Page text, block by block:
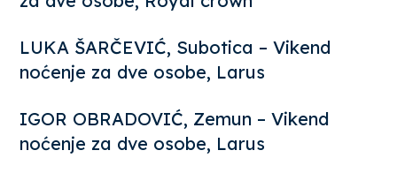
LUKA ŠARČEVIĆ, Subotica – Vikend
noćenje za dve osobe, Larus
IGOR OBRADOVIĆ, Zemun – Vikend
noćenje za dve osobe, Larus